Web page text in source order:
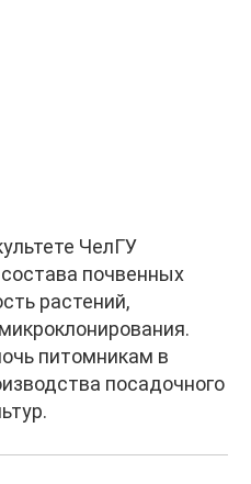
ЧелГУ
почвенных
растений,
питомникам в
посадочного